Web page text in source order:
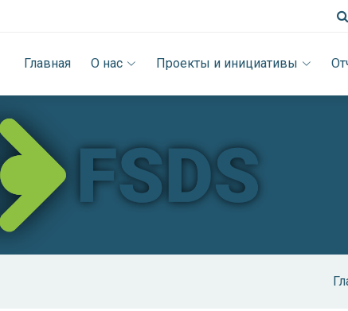
Главная О нас Проекты и инициативы